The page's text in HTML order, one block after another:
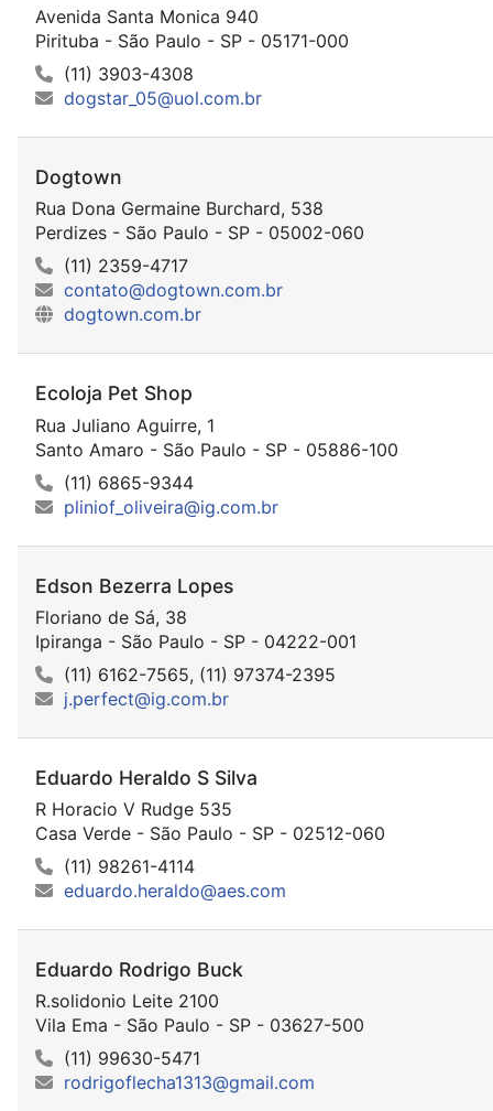
Avenida Santa Monica 940
Pirituba - São Paulo - SP - 05171-000
(11) 3903-4308
dogstar_05@uol.com.br
Dogtown
Rua Dona Germaine Burchard, 538
Perdizes - São Paulo - SP - 05002-060
(11) 2359-4717
contato@dogtown.com.br
dogtown.com.br
Ecoloja Pet Shop
Rua Juliano Aguirre, 1
Santo Amaro - São Paulo - SP - 05886-100
(11) 6865-9344
pliniof_oliveira@ig.com.br
Edson Bezerra Lopes
Floriano de Sá, 38
Ipiranga - São Paulo - SP - 04222-001
(11) 6162-7565, (11) 97374-2395
j.perfect@ig.com.br
Eduardo Heraldo S Silva
R Horacio V Rudge 535
Casa Verde - São Paulo - SP - 02512-060
(11) 98261-4114
eduardo.heraldo@aes.com
Eduardo Rodrigo Buck
R.solidonio Leite 2100
Vila Ema - São Paulo - SP - 03627-500
(11) 99630-5471
rodrigoflecha1313@gmail.com